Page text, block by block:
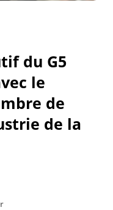
du G5
le
de
de la